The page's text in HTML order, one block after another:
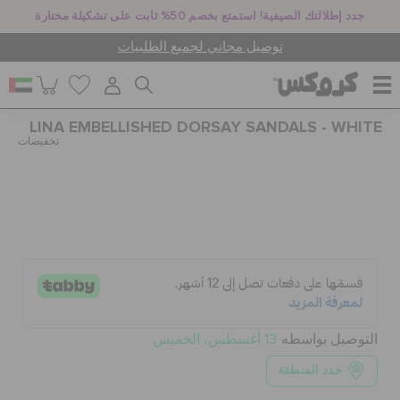
جدد إطلالتك الصيفية! استمتع بخصم 50% ثابت على تشكيلة مختارة
توصيل مجاني لجميع الطلبيات
جيبيتز تشارمز
كروكس لمكان العمل
LINA EMBELLISHED DORSAY SANDALS - WHITE
تخفيضات
التوصيل بواسطه 13 أغسطس، الخميس
حدد المنطقة